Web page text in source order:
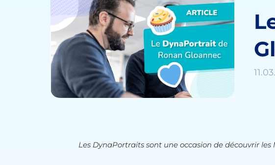
Les DynaPortraits sont une occasion de découvrir les